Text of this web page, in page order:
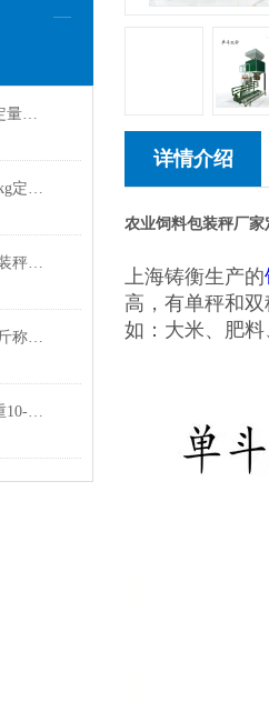
塑料粒子颗粒电脑屏显示自动定量包装秤20-50kg
塑料粒子颗粒气动不锈钢10-50kg定量包装秤设备
20-50kg饲料颗粒不锈钢定量包装秤厂家供应
生物质颗粒双称多功能20-50公斤称重包装秤设备
东北大豆颗粒双称自动夹袋称重10-50公斤包装秤厂家
详情介绍
农业饲料包装秤厂家
上海铸衡生产的
高，有单秤和
如：大米、肥